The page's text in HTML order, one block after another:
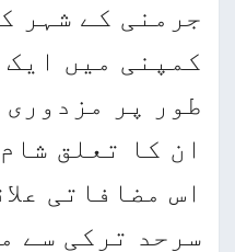
جرمنی کے شہر
کمپنی میں
طور پر مزدوری
ان کا تعلق
اس مضافاتی
سرحد ترکی سے